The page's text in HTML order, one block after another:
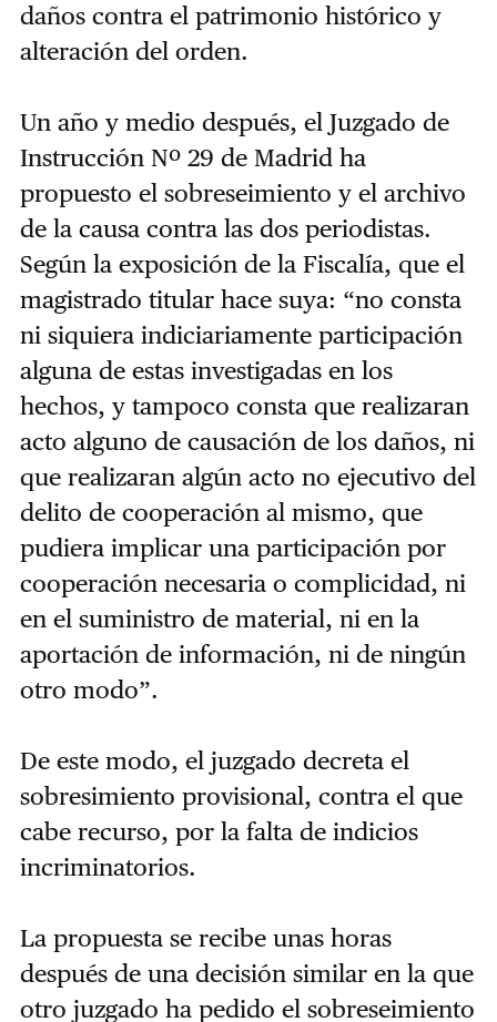
daños contra el patrimonio histórico y
alteración del orden.
Un año y medio después, el Juzgado de
Instrucción Nº 29 de Madrid ha
propuesto el sobreseimiento y el archivo
de la causa contra las dos periodistas.
Según la exposición de la Fiscalía, que el
magistrado titular hace suya: “no consta
ni siquiera indiciariamente participación
alguna de estas investigadas en los
hechos, y tampoco consta que realizaran
acto alguno de causación de los daños, ni
que realizaran algún acto no ejecutivo del
delito de cooperación al mismo, que
pudiera implicar una participación por
cooperación necesaria o complicidad, ni
en el suministro de material, ni en la
aportación de información, ni de ningún
otro modo”.
De este modo, el juzgado decreta el
sobresimiento provisional, contra el que
cabe recurso, por la falta de indicios
incriminatorios.
La propuesta se recibe unas horas
después de una decisión similar en la que
otro juzgado ha pedido el sobreseimiento